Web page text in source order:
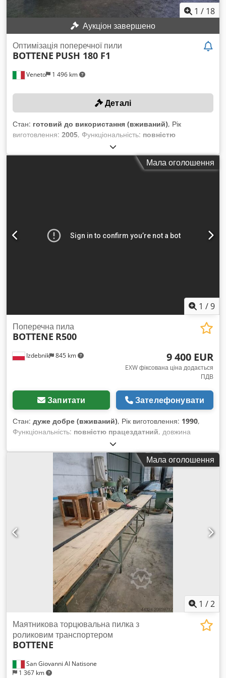
1 / 18
Аукціон завершено
Veneto 1 496 km
Оптимізація поперечної пили
BOTTENE PUSH 180 F1
Деталі
Стан: готовий до використання (вживаний), Рік
виготовлення: 2005, Функціональність: повністю
, номер машини/транспортного засобу:
1803, діаметр пильного диска:550 мм, загальна вага:1 500
, Обладнання:
ОБЛАДНАННЯ Двигун пильного диска: 4 кВт Розміри та вага
Транспортні розміри: 6700 × 1600 × 1800 мм Вага: 1500 кг
Мала оголошення
1 /9
Izdebnik 845 km
Поперечна пила
BOTTENE R500
9 400 EUR
EXW фіксована ціна додається
ПДВ
Запитати Зателефонувати
Стан: дуже добре (вживаний), Рік виготовлення: 1990,
Функціональність: повністю працездатний, довжина
роликового подавача – 6050 мм dовжина стрічкового
приймача – 6100 мм dіаметр пилки – 500 мм модель: R500
завантаження за допомогою роликових конвеєрів із
приводом Dcedpjx Nnbzofx Aivok живлення: 380 В
Мала оголошення
1 /2
San Giovanni Al Natisone
1 367 km
Маятникова торцювальна пилка з
роликовим транспортером
BOTTENE